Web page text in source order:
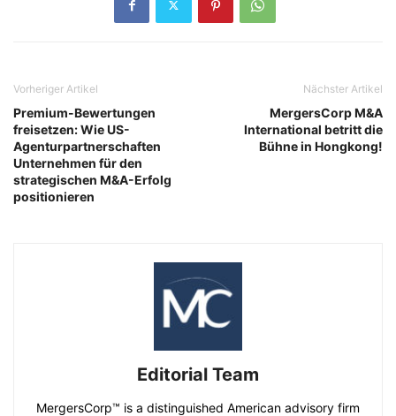
Vorheriger Artikel
Premium-Bewertungen
freisetzen: Wie US-
Agenturpartnerschaften
Unternehmen für den
strategischen M&A-Erfolg
positionieren
Nächster Artikel
MergersCorp M&A
International betritt die
Bühne in Hongkong!
Editorial Team
MergersCorp™ is a distinguished American advisory firm